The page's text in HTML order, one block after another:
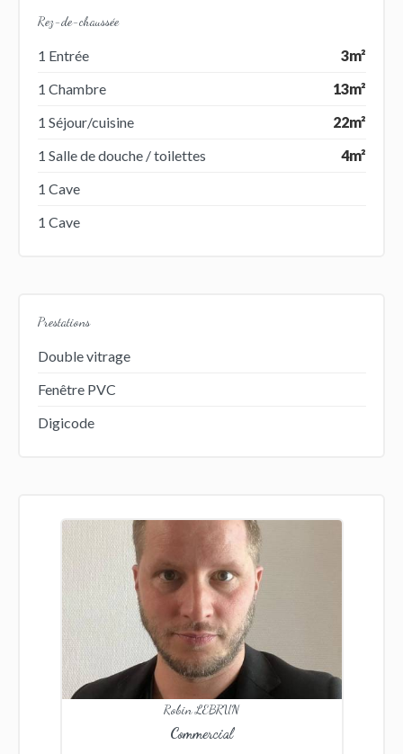
Rez-de-chaussée
1 Entrée
3m²
1 Chambre
13m²
1 Séjour/cuisine
22m²
1 Salle de douche / toilettes
4m²
1 Cave
1 Cave
Prestations
Double vitrage
Fenêtre PVC
Digicode
Robin LEBRUN
Commercial